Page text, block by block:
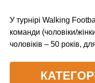
У турнірі Walking
команди (чоловіки/
чоловіків – 50 років,